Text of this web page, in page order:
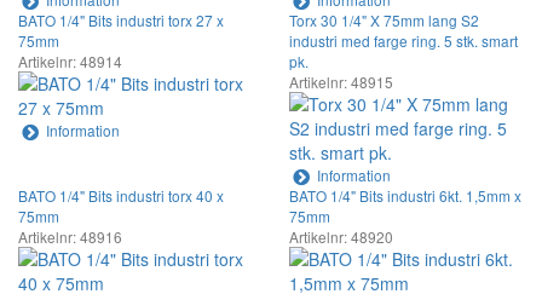
BATO 1/4" Bits industri torx 27 x
75mm
Artikelnr: 48914
Information
Torx 30 1/4" X 75mm lang S2
industri med farge ring. 5 stk. smart
pk.
Artikelnr: 48915
Information
BATO 1/4" Bits industri torx 40 x
75mm
Artikelnr: 48916
BATO 1/4" Bits industri 6kt. 1,5mm x
75mm
Artikelnr: 48920